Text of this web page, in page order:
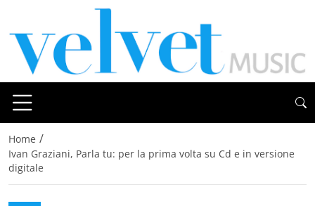
Home /
Ivan Graziani, Parla tu: per la prima volta su Cd e in versione
digitale